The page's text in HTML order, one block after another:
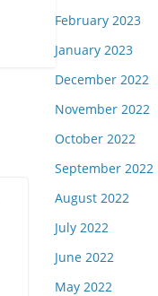
February 2023
January 2023
December 2022
November 2022
October 2022
September 2022
August 2022
July 2022
June 2022
May 2022